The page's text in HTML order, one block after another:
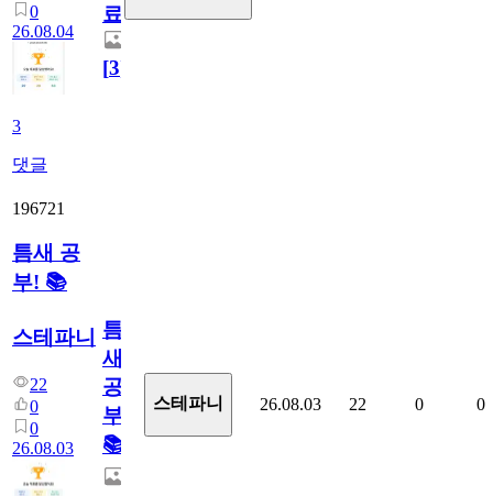
0
26.08.04
3
댓글
료
[3]
196721
틈새 공
부! 📚
스테파니
22
0
0
26.08.03
틈
새
공
부!
📚
스테파니 26.08.03 22 0 0